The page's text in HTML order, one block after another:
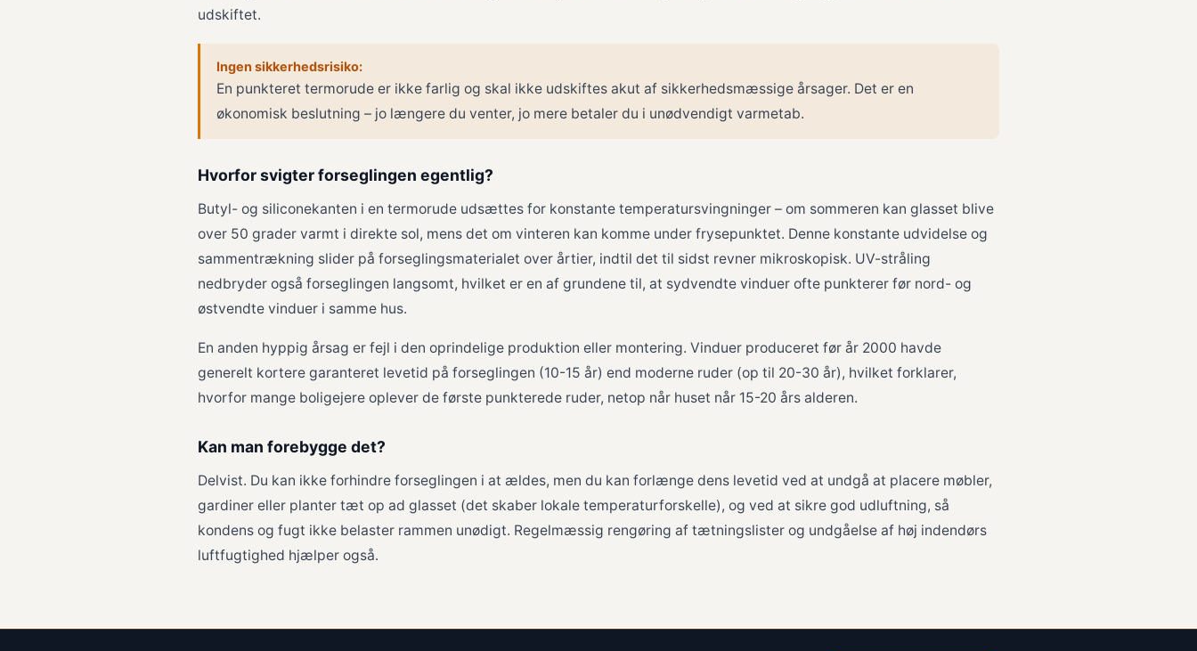
udskiftet.
Ingen sikkerhedsrisiko:
En punkteret termorude er ikke farlig og skal ikke udskiftes akut af sikkerhedsmæssige årsager. Det er en
økonomisk beslutning – jo længere du venter, jo mere betaler du i unødvendigt varmetab.
Hvorfor svigter forseglingen egentlig?
Butyl- og siliconekanten i en termorude udsættes for konstante temperatursvingninger – om sommeren kan glasset blive
over 50 grader varmt i direkte sol, mens det om vinteren kan komme under frysepunktet. Denne konstante udvidelse og
sammentrækning slider på forseglingsmaterialet over årtier, indtil det til sidst revner mikroskopisk. UV-stråling
nedbryder også forseglingen langsomt, hvilket er en af grundene til, at sydvendte vinduer ofte punkterer før nord- og
østvendte vinduer i samme hus.
En anden hyppig årsag er fejl i den oprindelige produktion eller montering. Vinduer produceret før år 2000 havde
generelt kortere garanteret levetid på forseglingen (10-15 år) end moderne ruder (op til 20-30 år), hvilket forklarer,
hvorfor mange boligejere oplever de første punkterede ruder, netop når huset når 15-20 års alderen.
Kan man forebygge det?
Delvist. Du kan ikke forhindre forseglingen i at ældes, men du kan forlænge dens levetid ved at undgå at placere møbler,
gardiner eller planter tæt op ad glasset (det skaber lokale temperaturforskelle), og ved at sikre god udluftning, så
kondens og fugt ikke belaster rammen unødigt. Regelmæssig rengøring af tætningslister og undgåelse af høj indendørs
luftfugtighed hjælper også.